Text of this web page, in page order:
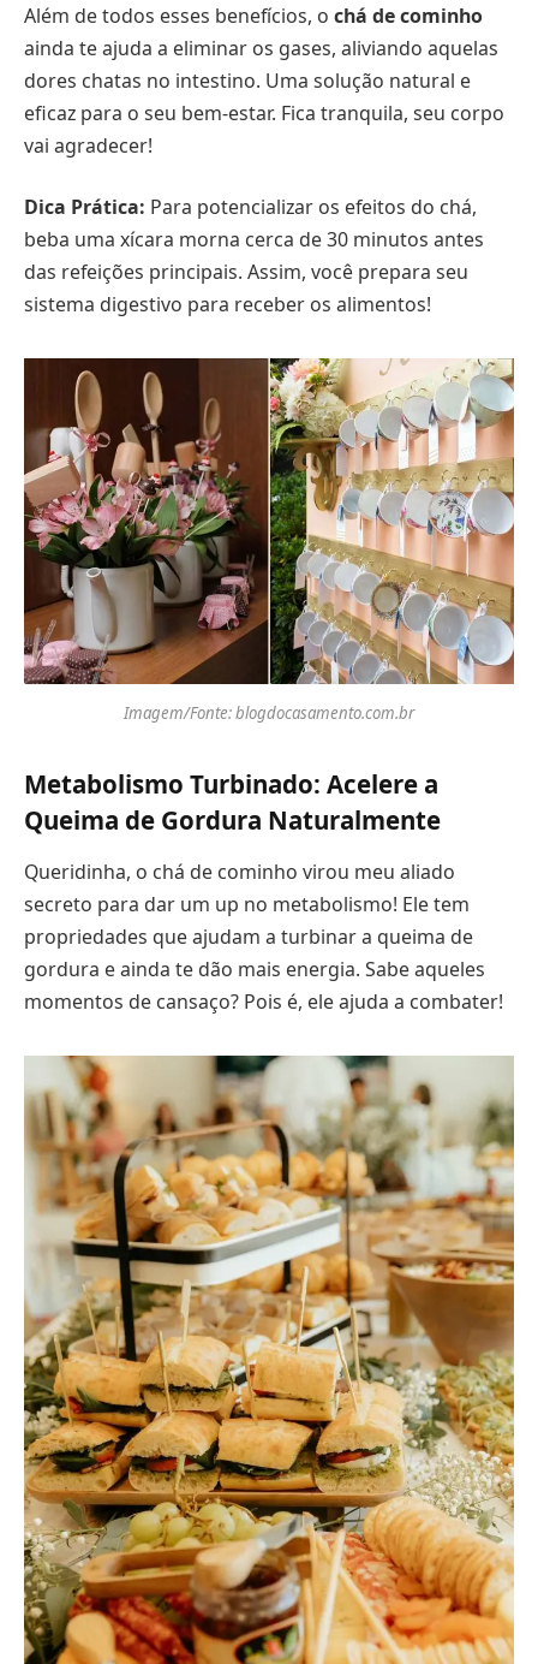
Além de todos esses benefícios, o chá de cominho
ainda te ajuda a eliminar os gases, aliviando aquelas
dores chatas no intestino. Uma solução natural e
eficaz para o seu bem-estar. Fica tranquila, seu corpo
vai agradecer!
Dica Prática: Para potencializar os efeitos do chá,
beba uma xícara morna cerca de 30 minutos antes
das refeições principais. Assim, você prepara seu
sistema digestivo para receber os alimentos!
Imagem/Fonte: blogdocasamento.com.br
Metabolismo Turbinado: Acelere a
Queima de Gordura Naturalmente
Queridinha, o chá de cominho virou meu aliado
secreto para dar um up no metabolismo! Ele tem
propriedades que ajudam a turbinar a queima de
gordura e ainda te dão mais energia. Sabe aqueles
momentos de cansaço? Pois é, ele ajuda a combater!